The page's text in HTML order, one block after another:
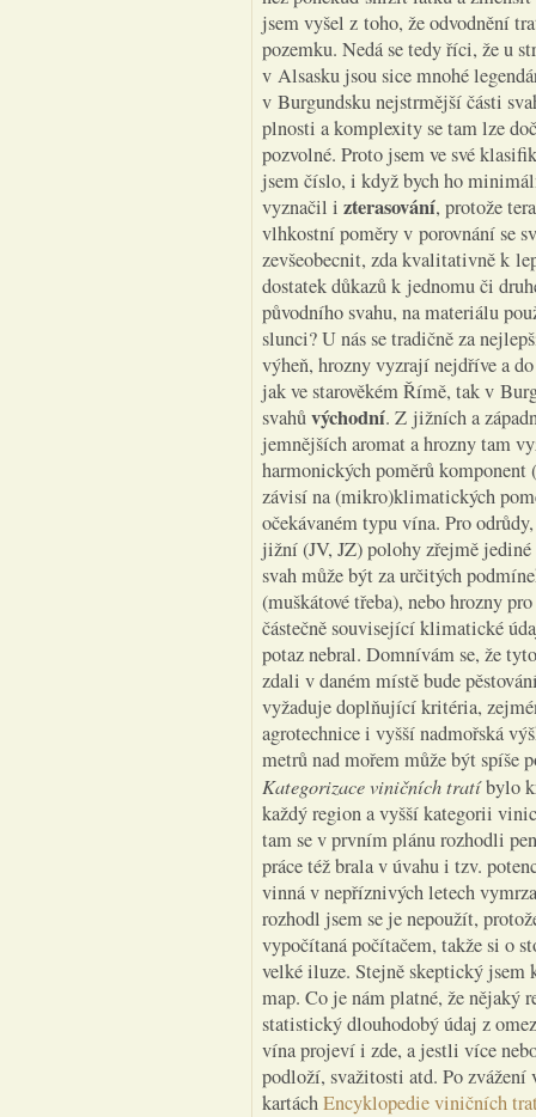
jsem vyšel z toho, že odvodnění
pozemku. Nedá se tedy říci, že u
v Alsasku jsou sice mnohé
v Burgundsku nejstrmější části
plnosti a komplexity se tam lze
pozvolné. Proto jsem ve své
jsem číslo, i když bych ho
vyznačil i zterasování, protože
vlhkostní poměry v porovnání se
zevšeobecnit, zda kvalitativně k
dostatek důkazů k jednomu či
původního svahu, na materiálu
slunci? U nás se tradičně za
výheň, hrozny vyzrají nejdříve a
jak ve starověkém Římě, tak v
svahůvýchodní. Z jižních a
jemnějších aromat a hrozny tam
harmonických poměrů
závisí na (mikro)klimatických
očekávaném typu vína. Pro
jižní (JV, JZ) polohy zřejmě jediné
svah může být za určitých
(muškátové třeba), nebo hrozny
částečně související klimatické
potaz nebral. Domnívám se, že
zdali v daném místě bude
vyžaduje doplňující kritéria,
agrotechnice i vyšší nadmořská
metrů nad mořem může být spíše
Kategorizace viničních tratíbylo
každý region a vyšší kategorii
tam se v prvním plánu rozhodli
práce též brala v úvahu i tzv.
vinná v nepříznivých letech
rozhodl jsem se je nepoužít,
vypočítaná počítačem, takže si o
velké iluze. Stejně skeptický
map. Co je nám platné, že nějaký
statistický dlouhodobý údaj z
vína projeví i zde, a jestli více
podloží, svažitosti atd. Po
kartáchEncyklopedie viničních